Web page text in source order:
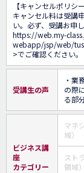
【キャンセルポリシー
キャンセル料は受講
い。必ず、受講お申
https://web.my-
webapp/jsp/web/
>でご確認ください。
受講生の声
・業
の際
る部
ビジネス講
座
カテゴリー
マネ
域）
スト
領域）